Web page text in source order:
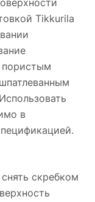
Tikkurila
пористым
в
скребком